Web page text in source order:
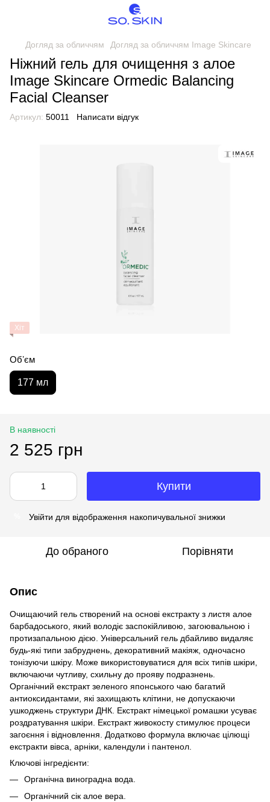
Догляд за обличчям Догляд за обличчям Image Skincare
Ніжний гель для очищення з алое
Image Skincare Ormedic Balancing
Facial Cleanser
Артикул: 50011 Написати відгук
Хіт
Обʼєм
177 мл
В наявності
2 525 грн
Купити
Увійти для відображення накопичувальної знижки
До обраного Порівняти
Опис
Очищаючий гель створений на основі екстракту з листя алое
барбадоського, який володіє заспокійливою, загоювальною і
протизапальною дією. Універсальний гель дбайливо видаляє
будь-які типи забруднень, декоративний макіяж, одночасно
тонізуючи шкіру. Може використовуватися для всіх типів шкіри,
включаючи чутливу, схильну до прояву подразнень.
Органічний екстракт зеленого японського чаю багатий
антиоксидантами, які захищають клітини, не допускаючи
ушкоджень структури ДНК. Екстракт німецької ромашки усуває
роздратування шкіри. Екстракт живокосту стимулює процеси
загоєння і відновлення. Додатково формула включає цілющі
екстракти вівса, арніки, календули і пантенол.
Ключові інгредієнти:
Органічна виноградна вода.
Органічний сік алое вера.